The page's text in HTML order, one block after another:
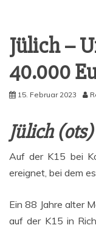
Jülich –
40.000
15. Februar 2023
Jülich (ots)
Auf der K15 bei
ereig­net, bei dem
Ein 88 Jah­re alter
auf der K15 in